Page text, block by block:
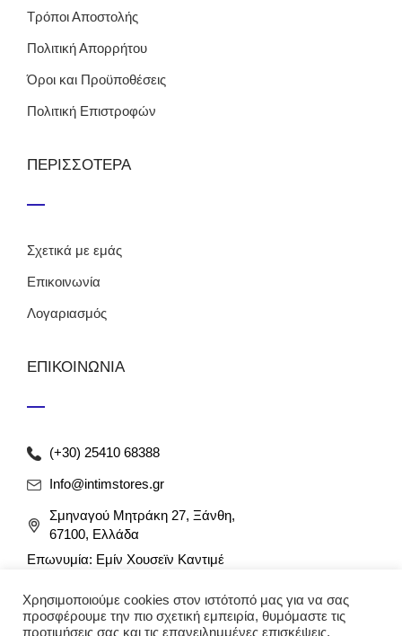
Τρόποι Αποστολής
Πολιτική Απορρήτου
Όροι και Προϋποθέσεις
Πολιτική Επιστροφών
ΠΕΡΙΣΣΟΤΕΡΑ
Σχετικά με εμάς
Επικοινωνία
Λογαριασμός
ΕΠΙΚΟΙΝΩΝΙΑ
(+30) 25410 68388
Info@intimstores.gr
Σμηναγού Μητράκη 27, Ξάνθη,
67100, Ελλάδα
Επωνυμία: Εμίν Χουσεϊν Καντιμέ
Αρ. Γ.Ε.ΜΗ: 012349946000
Χρησιμοποιούμε cookies στον ιστότοπό μας για να σας
προσφέρουμε την πιο σχετική εμπειρία, θυμόμαστε τις
προτιμήσεις σας και τις επανειλημμένες επισκέψεις.